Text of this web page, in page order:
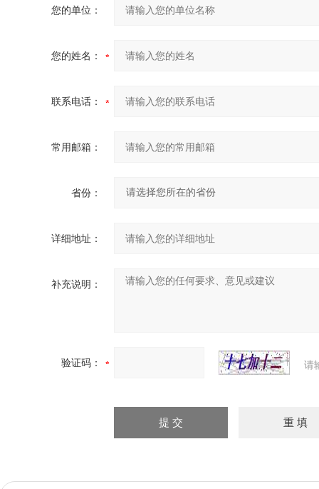
您的单位：
您的姓名：
联系电话：
常用邮箱：
省份：
详细地址：
补充说明：
验证码： 请